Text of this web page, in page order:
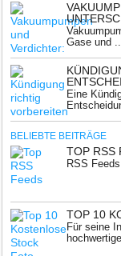
Gase und
Eine
BELIEBTE BEITRÄGE
TOP RSS
RSS
TOP 10
Für seine